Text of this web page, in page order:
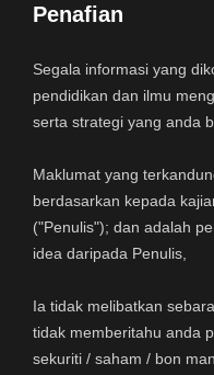
Penafian
Segala informasi yang
pendidikan dan ilmu
serta strategi yang anda
Maklumat yang
berdasarkan kepada
("Penulis"); dan adalah
idea daripada Penulis,
Ia tidak melibatkan
tidak memberitahu anda
sekuriti / saham / bon